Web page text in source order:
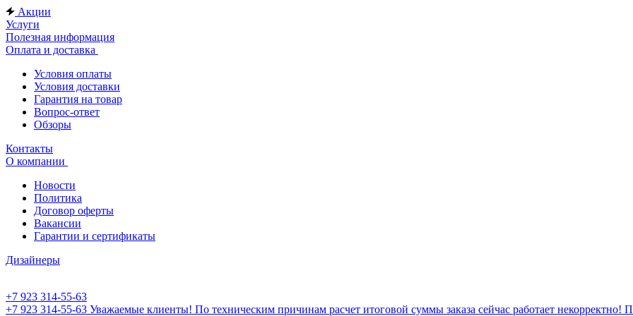
Акции
Услуги
Полезная информация
Оплата и доставка
Условия оплаты
Условия доставки
Гарантия на товар
Вопрос-ответ
Обзоры
Контакты
О компании
Новости
Политика
Договор оферты
Вакансии
Гарантии и сертификаты
Дизайнеры
+7 923 314-55-63
+7 923 314-55-63 Уважаемые клиенты! По техническим причинам расчет итоговой суммы заказа сейчас работает